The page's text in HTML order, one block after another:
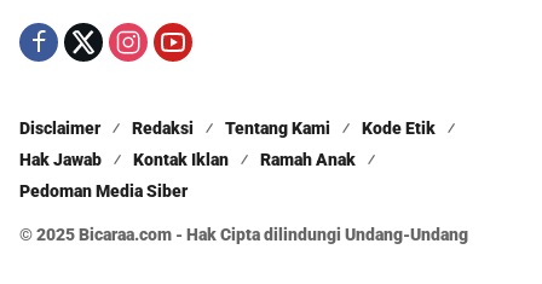
Disclaimer Redaksi Tentang Kami
Kode Etik
Hak Jawab
Kontak Iklan
Ramah Anak
Pedoman Media Siber
© 2025 Bicaraa.com - Hak Cipta dilindungi Undang-Undang